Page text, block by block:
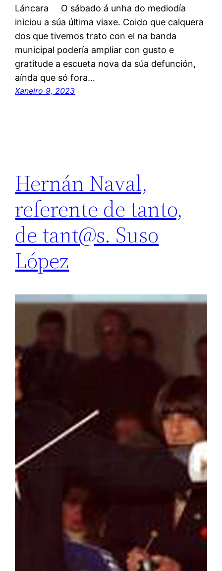
Láncara O sábado á unha do mediodía
iniciou a súa última viaxe. Coido que calquera
dos que tivemos trato con el na banda
municipal podería ampliar con gusto e
gratitude a escueta nova da súa defunción,
aínda que só fora…
Xaneiro 9, 2023
Hernán Naval,
referente de tanto,
de tant@s. Suso
López